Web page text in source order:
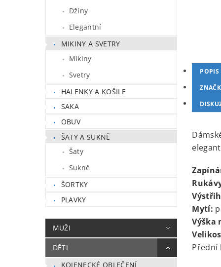
Džíny
Elegantní
MIKINY A SVETRY
Mikiny
Svetry
HALENKY A KOŠILE
SAKA
OBUV
ŠATY A SUKNĚ
Šaty
Sukně
ŠORTKY
PLAVKY
MUŽI
DĚTI
KOJENECKÉ OBLEČENÍ
POPIS
Mytí:
Výška
Přední